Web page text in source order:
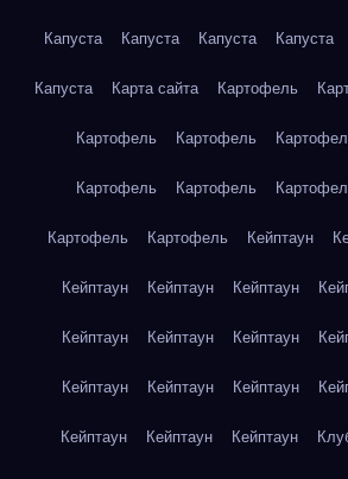
Капуста Капуста Капуста Капуста
Капуста Карта сайта Картофель
Картофель Картофель
Картофель Картофель
Картофель Картофель Кейптаун
Кейптаун Кейптаун Кейптаун
Кейптаун Кейптаун Кейптаун
Кейптаун Кейптаун Кейптаун
Кейптаун Кейптаун Кейптаун